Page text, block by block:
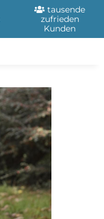
tausende
zufrieden
Kunden